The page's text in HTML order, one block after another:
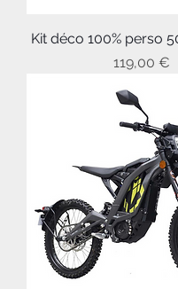
Kit déco 100% perso
Prix
119,00 €